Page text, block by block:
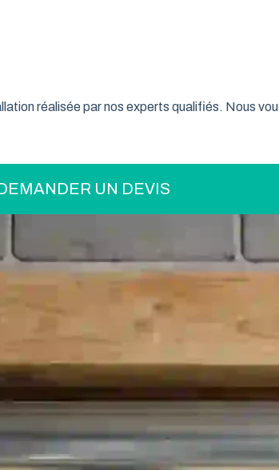
votre espace ? La porte de garage
de porte pour sécuriser leur garage tout en
réalisée par nos experts qualifiés. Nous
UN DEVIS